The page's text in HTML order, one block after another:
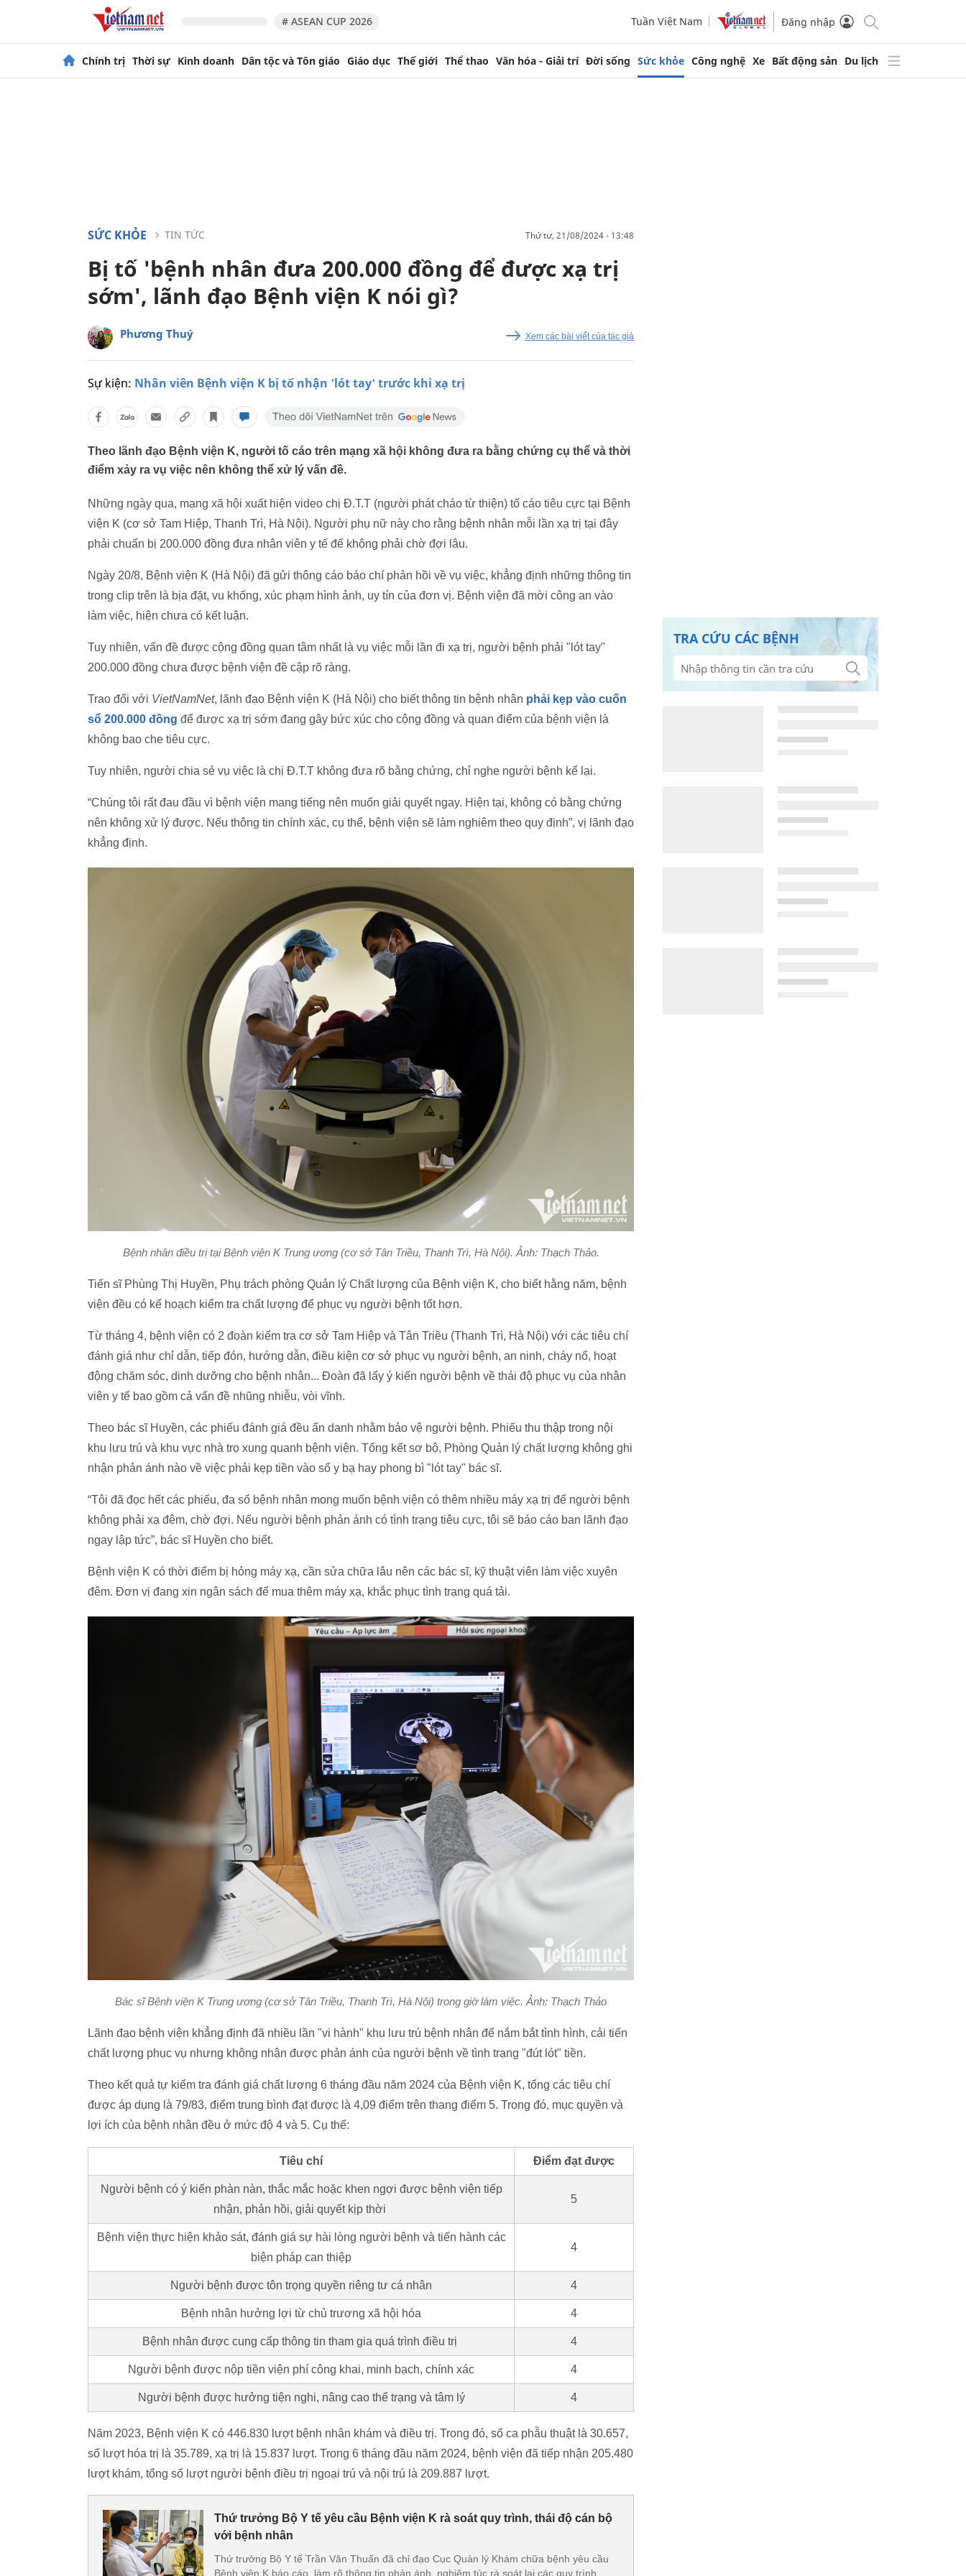
# ASEAN CUP 2026 Tuần Việt Nam Đăng nhập
Chính trị Thời sự Kinh doanh Dân tộc và Tôn giáo Giáo dục Thế giới Thể thao Văn hóa - Giải trí Đời sống Sức khỏe Công nghệ Xe Bất động sản Du lịch
SỨC KHỎE TIN TỨC thứ tư, 21/08/2024 - 13:48
Bị tố 'bệnh nhân đưa 200.000 đồng để được xạ trị
sớm', lãnh đạo Bệnh viện K nói gì?
Phương Thuý Xem các bài viết của tác giả
Sự kiện: Nhân viên Bệnh viện K bị tố nhận 'lót tay' trước khi xạ trị
Theo lãnh đạo Bệnh viện K, người tố cáo trên mạng xã hội không đưa ra bằng chứng cụ thể và thời
điểm xảy ra vụ việc nên không thể xử lý vấn đề.
Những ngày qua, mạng xã hội xuất hiện video chị Đ.T.T (người phát cháo từ thiện) tố cáo tiêu cực tại Bệnh
viện K (cơ sở Tam Hiệp, Thanh Trì, Hà Nội). Người phụ nữ này cho rằng bệnh nhân mỗi lần xạ trị tại đây
phải chuẩn bị 200.000 đồng đưa nhân viên y tế để không phải chờ đợi lâu.
Ngày 20/8, Bệnh viện K (Hà Nội) đã gửi thông cáo báo chí phản hồi về vụ việc, khẳng định những thông tin
trong clip trên là bịa đặt, vu khống, xúc phạm hình ảnh, uy tín của đơn vị. Bệnh viện đã mời công an vào
làm việc, hiện chưa có kết luận.
Tuy nhiên, vấn đề được cộng đồng quan tâm nhất là vụ việc mỗi lần đi xạ trị, người bệnh phải "lót tay"
200.000 đồng chưa được bệnh viện đề cập rõ ràng.
Trao đổi với VietNamNet, lãnh đạo Bệnh viện K (Hà Nội) cho biết thông tin bệnh nhân phải kẹp vào cuốn
sổ 200.000 đồng để được xạ trị sớm đang gây bức xúc cho cộng đồng và quan điểm của bệnh viện là
không bao che tiêu cực.
Tuy nhiên, người chia sẻ vụ việc là chị Đ.T.T không đưa rõ bằng chứng, chỉ nghe người bệnh kể lại.
“Chúng tôi rất đau đầu vì bệnh viện mang tiếng nên muốn giải quyết ngay. Hiện tại, không có bằng chứng
nên không xử lý được. Nếu thông tin chính xác, cụ thể, bệnh viện sẽ làm nghiêm theo quy định”, vị lãnh đạo
khẳng định.
Bệnh nhân điều trị tại Bệnh viện K Trung ương (cơ sở Tân Triều, Thanh Trì, Hà Nội). Ảnh: Thạch Thảo.
Tiến sĩ Phùng Thị Huyền, Phụ trách phòng Quản lý Chất lượng của Bệnh viện K, cho biết hằng năm, bệnh
viện đều có kế hoạch kiểm tra chất lượng để phục vụ người bệnh tốt hơn.
Từ tháng 4, bệnh viện có 2 đoàn kiểm tra cơ sở Tam Hiệp và Tân Triều (Thanh Trì, Hà Nội) với các tiêu chí
đánh giá như chỉ dẫn, tiếp đón, hướng dẫn, điều kiện cơ sở phục vụ người bệnh, an ninh, cháy nổ, hoạt
động chăm sóc, dinh dưỡng cho bệnh nhân... Đoàn đã lấy ý kiến người bệnh về thái độ phục vụ của nhân
viên y tế bao gồm cả vấn đề nhũng nhiễu, vòi vĩnh.
Theo bác sĩ Huyền, các phiếu đánh giá đều ẩn danh nhằm bảo vệ người bệnh. Phiếu thu thập trong nội
khu lưu trú và khu vực nhà trọ xung quanh bệnh viện. Tổng kết sơ bộ, Phòng Quản lý chất lượng không ghi
nhận phản ánh nào về việc phải kẹp tiền vào sổ y bạ hay phong bì "lót tay" bác sĩ.
“Tôi đã đọc hết các phiếu, đa số bệnh nhân mong muốn bệnh viện có thêm nhiều máy xạ trị để người bệnh
không phải xạ đêm, chờ đợi. Nếu người bệnh phản ánh có tình trạng tiêu cực, tôi sẽ báo cáo ban lãnh đạo
ngay lập tức”, bác sĩ Huyền cho biết.
Bệnh viện K có thời điểm bị hỏng máy xạ, cần sửa chữa lâu nên các bác sĩ, kỹ thuật viên làm việc xuyên
đêm. Đơn vị đang xin ngân sách để mua thêm máy xạ, khắc phục tình trạng quá tải.
Bác sĩ Bệnh viện K Trung ương (cơ sở Tân Triều, Thanh Trì, Hà Nội) trong giờ làm việc. Ảnh: Thạch Thảo
Lãnh đạo bệnh viện khẳng định đã nhiều lần "vi hành" khu lưu trú bệnh nhân để nắm bắt tình hình, cải tiến
chất lượng phục vụ nhưng không nhận được phản ánh của người bệnh về tình trạng "đút lót" tiền.
Theo kết quả tự kiểm tra đánh giá chất lượng 6 tháng đầu năm 2024 của Bệnh viện K, tổng các tiêu chí
được áp dụng là 79/83, điểm trung bình đạt được là 4,09 điểm trên thang điểm 5. Trong đó, mục quyền và
lợi ích của bệnh nhân đều ở mức độ 4 và 5. Cụ thể:
Tiêu chí Điểm đạt được
Người bệnh có ý kiến phàn nàn, thắc mắc hoặc khen ngợi được bệnh viện tiếp
nhận, phản hồi, giải quyết kịp thời
5
Bệnh viện thực hiện khảo sát, đánh giá sự hài lòng người bệnh và tiến hành các
biện pháp can thiệp
4
Người bệnh được tôn trọng quyền riêng tư cá nhân 4
Bệnh nhân hưởng lợi từ chủ trương xã hội hóa 4
Bệnh nhân được cung cấp thông tin tham gia quá trình điều trị 4
Người bệnh được nộp tiền viện phí công khai, minh bạch, chính xác 4
Người bệnh được hưởng tiện nghi, nâng cao thể trạng và tâm lý 4
Năm 2023, Bệnh viện K có 446.830 lượt bệnh nhân khám và điều trị. Trong đó, số ca phẫu thuật là 30.657,
số lượt hóa trị là 35.789, xạ trị là 15.837 lượt. Trong 6 tháng đầu năm 2024, bệnh viện đã tiếp nhận 205.480
lượt khám, tổng số lượt người bệnh điều trị ngoại trú và nội trú là 209.887 lượt.
Thứ trưởng Bộ Y tế yêu cầu Bệnh viện K rà soát quy trình, thái độ cán bộ
với bệnh nhân
Thứ trưởng Bộ Y tế Trần Văn Thuấn đã chỉ đạo Cục Quản lý Khám chữa bệnh yêu cầu
Bệnh viện K báo cáo, làm rõ thông tin phản ánh, nghiêm túc rà soát lại các quy trình,
TRA CỨU CÁC BỆNH